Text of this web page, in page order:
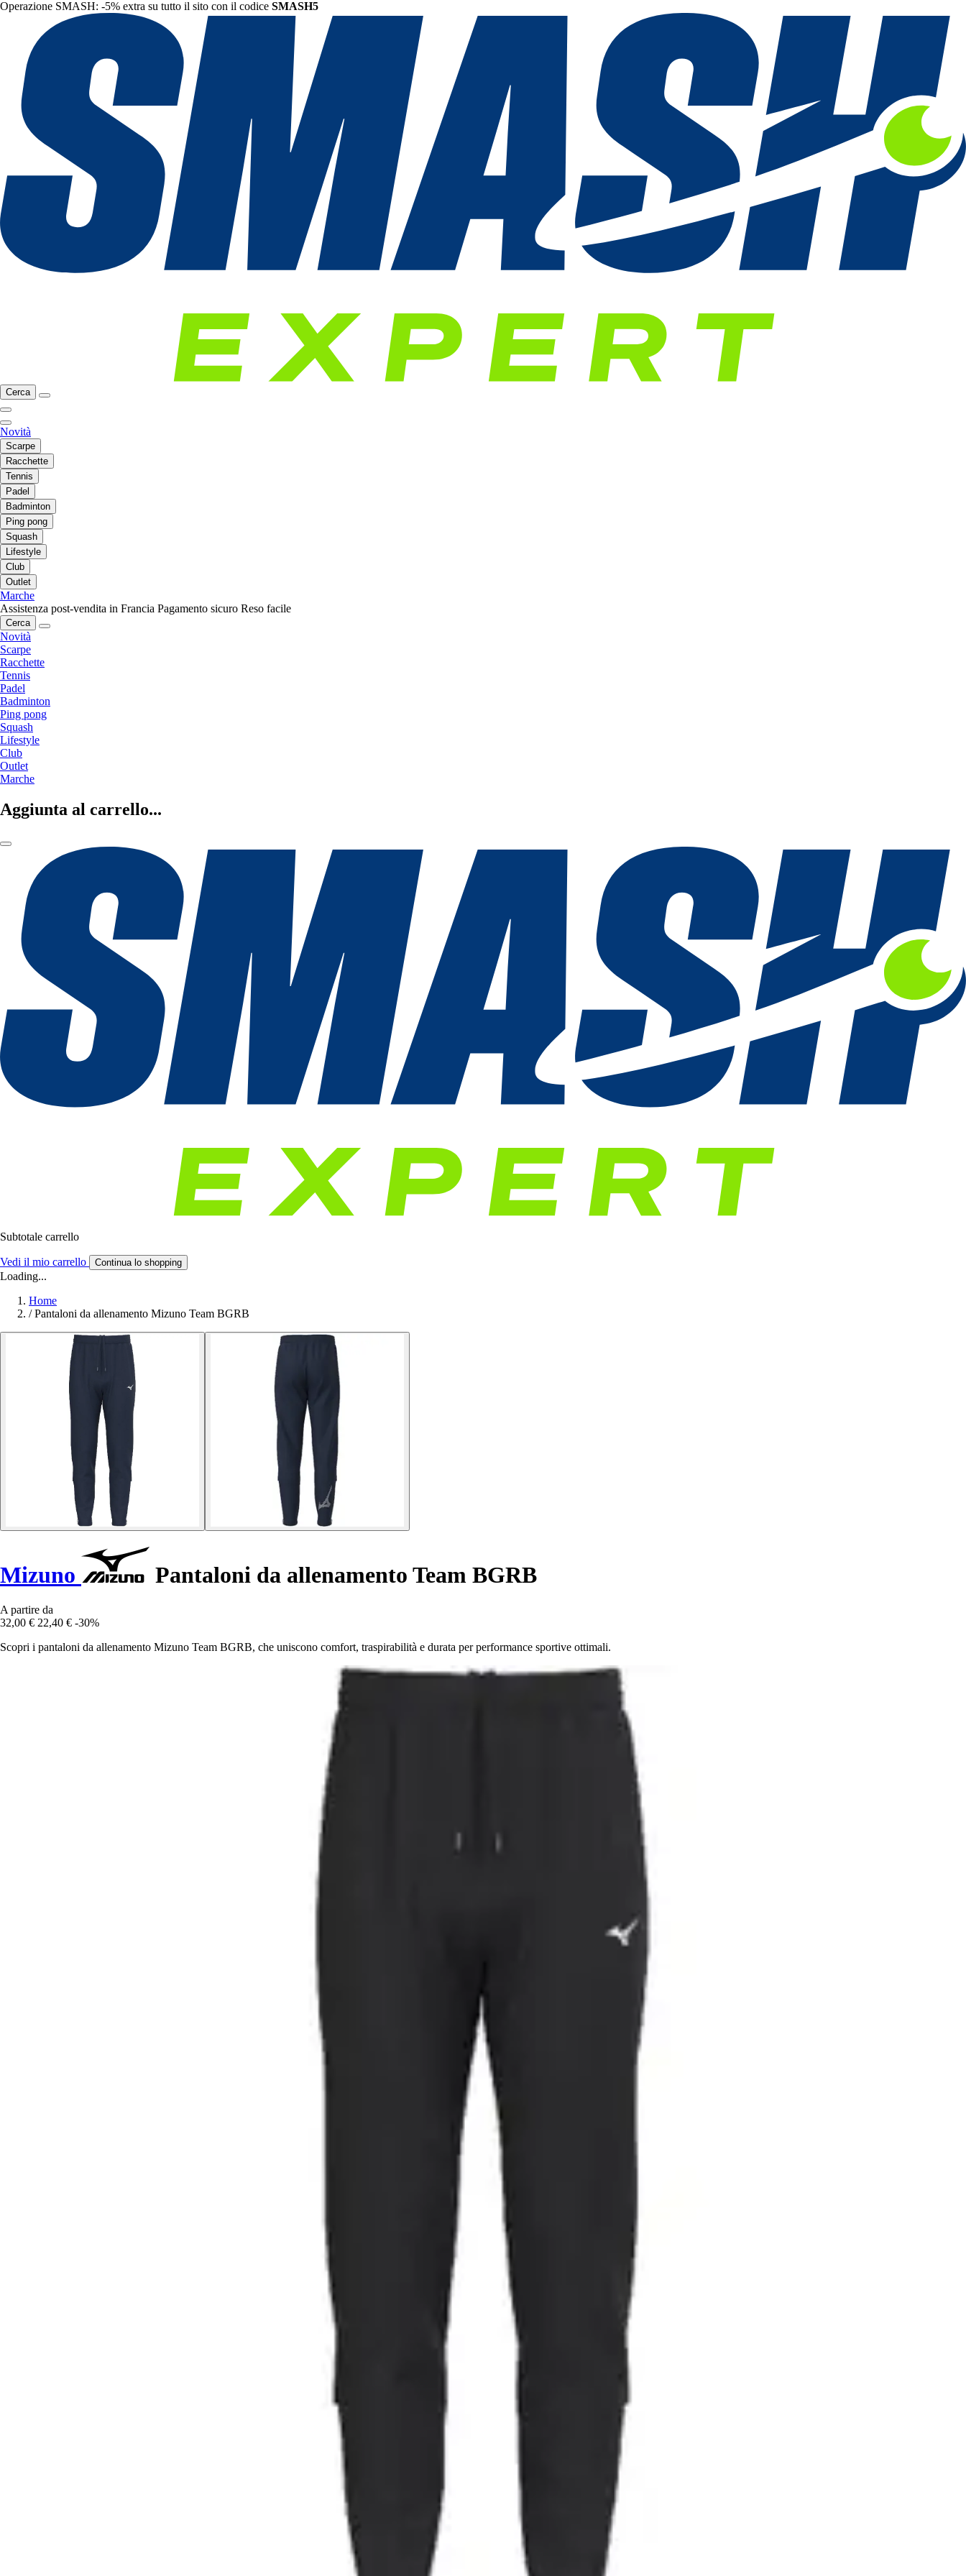
Operazione SMASH: -5% extra su tutto il sito con il codice SMASH5
Cerca
Novità
Scarpe
Racchette
Tennis
Padel
Badminton
Ping pong
Squash
Lifestyle
Club
Outlet
Marche
Assistenza post-vendita in Francia Pagamento sicuro Reso facile
Cerca
Novità
Scarpe
Racchette
Tennis
Padel
Badminton
Ping pong
Squash
Lifestyle
Club
Outlet
Marche
Aggiunta al carrello...
Subtotale carrello
Vedi il mio carrello Continua lo shopping
Loading...
Home
/ Pantaloni da allenamento Mizuno Team BGRB
Mizuno Pantaloni da allenamento Team BGRB
A partire da
32,00 € 22,40 € -30%
Scopri i pantaloni da allenamento Mizuno Team BGRB, che uniscono comfort, traspirabilità e durata per performance sportive ottimali.